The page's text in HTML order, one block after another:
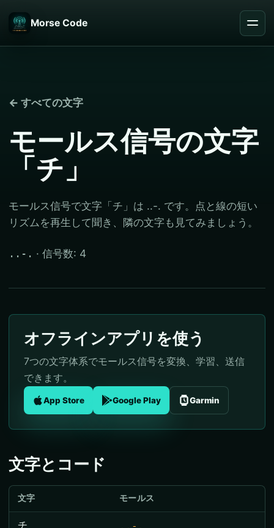
Morse Code
← すべての文字
モールス信号の文字
「チ」
モールス信号で文字「チ」は ..-. です。点と線の短い
リズムを再生して聞き、隣の文字も見てみましょう。
..-. · 信号数: 4
オフラインアプリを使う
7つの文字体系でモールス信号を変換、学習、送信
できます。
App Store Google Play Garmin
文字とコード
文字 モールス
チ